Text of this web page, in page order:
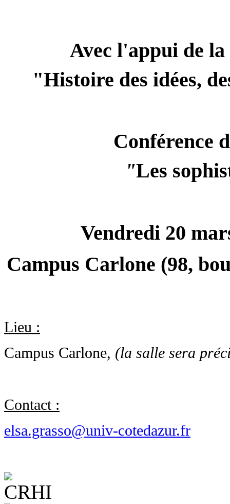
Avec l'appui de
"Histoire des idées,
Conférence
"Les
Vendredi 20
Campus Carlone (98,
Lieu :
Campus Carlone, (la salle sera
Contact :
elsa.grasso@univ-cotedazur.fr